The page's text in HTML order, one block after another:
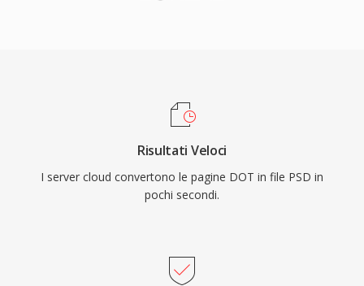
Risultati Veloci
I server cloud convertono le pagine DOT in file PSD in
pochi secondi.